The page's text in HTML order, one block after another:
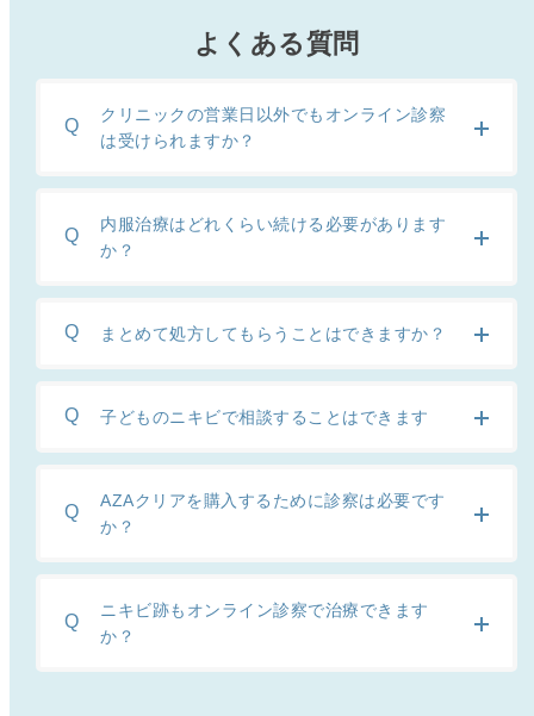
よくある質問
クリニックの営業日以外でもオンライン診察
は受けられますか？
内服治療はどれくらい続ける必要があります
か？
まとめて処方してもらうことはできますか？
子どものニキビで相談することはできます
AZAクリアを購入するために診察は必要です
か？
ニキビ跡もオンライン診察で治療できます
か？